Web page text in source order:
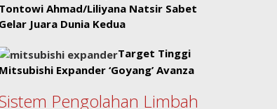
Tontowi Ahmad/Liliyana Natsir Sabet
Gelar Juara Dunia Kedua
Target Tinggi
Mitsubishi Expander ‘Goyang’ Avanza
Pengolahan Limbah